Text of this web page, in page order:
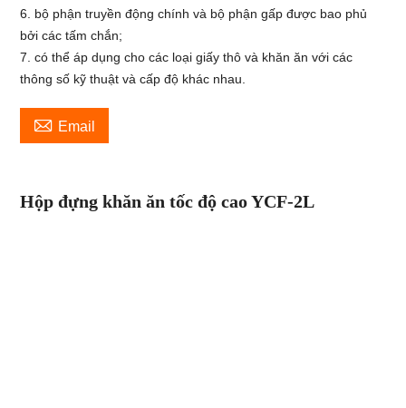
6. bộ phận truyền động chính và bộ phận gấp được bao phủ
bởi các tấm chắn;
7. có thể áp dụng cho các loại giấy thô và khăn ăn với các
thông số kỹ thuật và cấp độ khác nhau.
 Email
Hộp đựng khăn ăn tốc độ cao YCF-2L